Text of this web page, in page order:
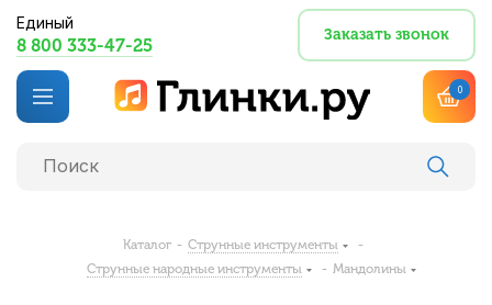
Единый
8 800 333-47-25
Заказать звонок
0
Каталог - Струнные инструменты
-
Струнные народные инструменты
- Мандолины